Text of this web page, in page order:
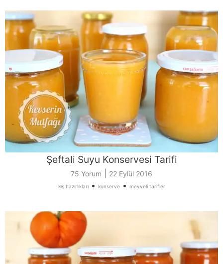
Şeftali Suyu Konservesi Tarifi
75 Yorum 22 Eylül 2016
kış hazırlıkları• konserve• meyveli tarifler